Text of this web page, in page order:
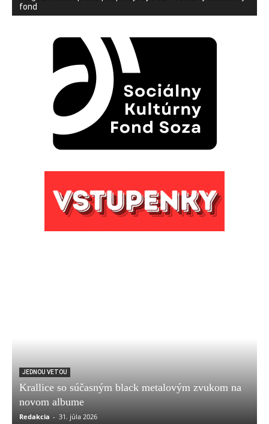
fond
JEDNOU VETOU
Krallice so súčasným black metalovým zvukom na
novom albume
Redakcia - 31. júla 2026